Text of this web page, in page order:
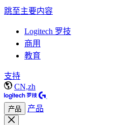
跳至主要内容
Logitech 罗技
商用
教育
支持
CN,zh
产品 产品